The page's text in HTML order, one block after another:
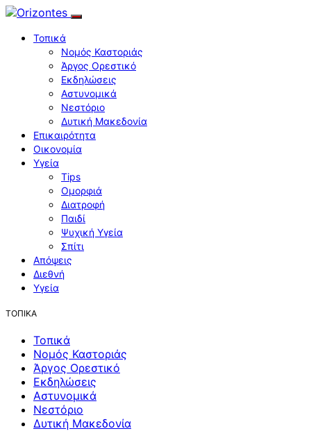
Τοπικά
Νομός Καστοριάς
Άργος Ορεστικό
Εκδηλώσεις
Αστυνομικά
Νεστόριο
Δυτική Μακεδονία
Επικαιρότητα
Οικονομία
Υγεία
Tips
Ομορφιά
Διατροφή
Παιδί
Ψυχική Υγεία
Σπίτι
Απόψεις
Διεθνή
Υγεία
ΤΟΠΙΚΑ
Τοπικά
Νομός Καστοριάς
Άργος Ορεστικό
Εκδηλώσεις
Αστυνομικά
Νεστόριο
Δυτική Μακεδονία